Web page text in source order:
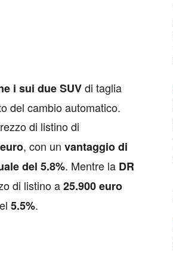
i sui due SUVdi taglia
del cambio automatico.
di listino di
, con un vantaggio di
del 5.8%. Mentre la DR
di listino a25.900 euro
5.5%.